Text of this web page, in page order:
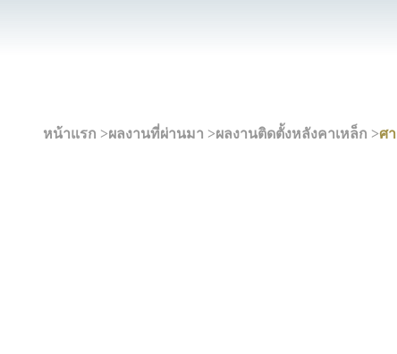
หน้าแรก >ผลงานที่ผ่านมา >ผลงานติดตั้งหลังคาเหล็ก >ศ